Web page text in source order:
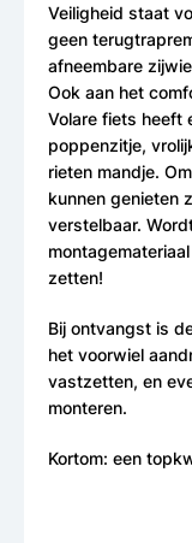
Veiligheid staat
geen
afneembare
Ook aan het
Volare fiets heeft
poppenzitje,
rieten mandje.
kunnen genieten
verstelbaar.
zetten!
Bij ontvangst is
het voorwiel
vastzetten, en
monteren.
Kortom: een